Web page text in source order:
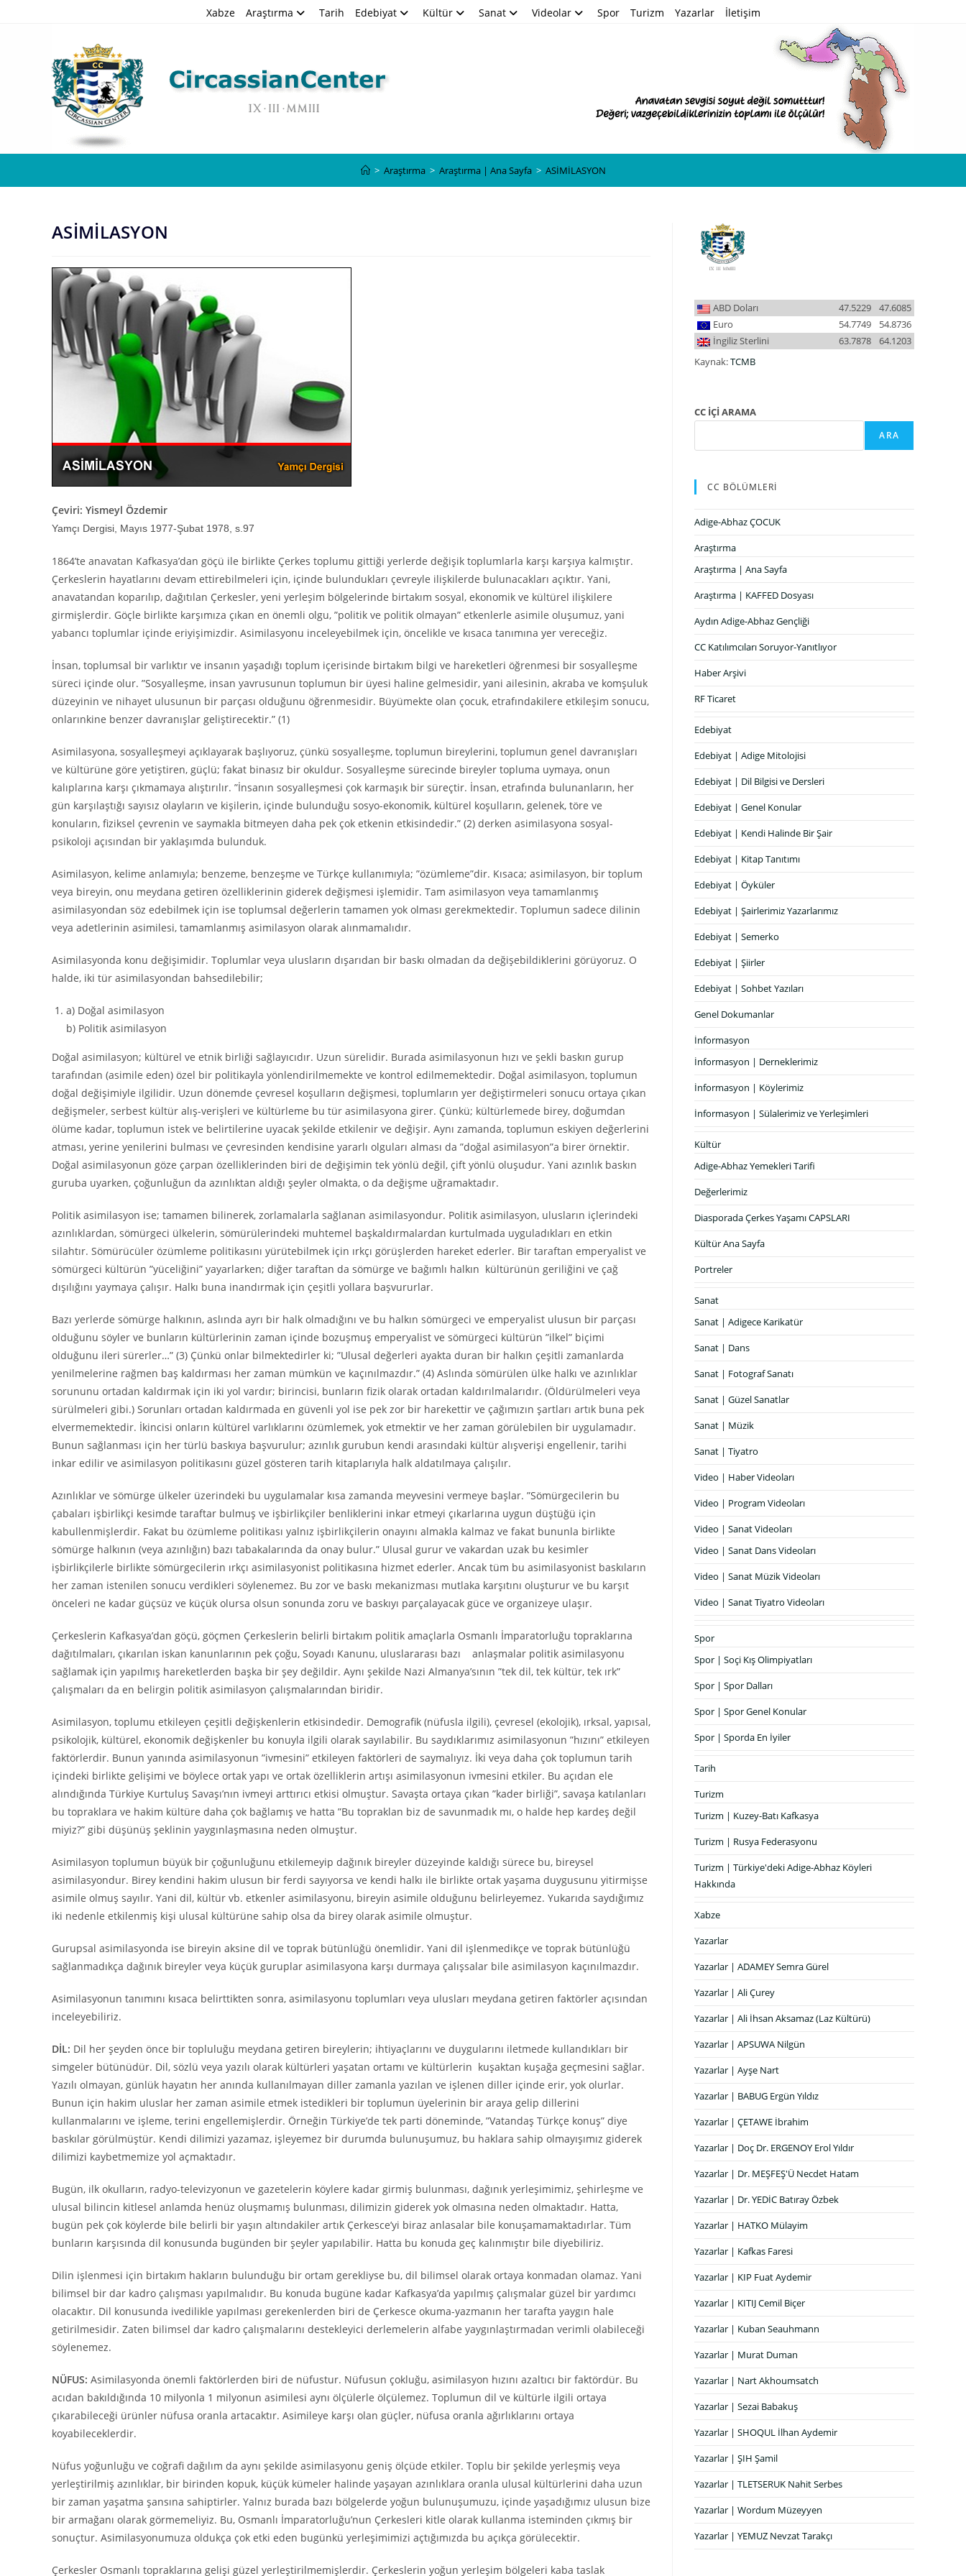
Xabze Araştırma Tarih Edebiyat Kültür Sanat Videolar Spor Turizm Yazarlar İletişim
> Araştırma > Araştırma | Ana Sayfa > ASİMİLASYON
ASİMİLASYON
Çeviri: Yismeyl Özdemir
Yamçı Dergisi, Mayıs 1977-Şubat 1978, s.97
1864’te anavatan Kafkasya’dan göçü ile birlikte Çerkes toplumu gittiği yerlerde değişik toplumlarla karşı karşıya kalmıştır.
Çerkeslerin hayatlarını devam ettirebilmeleri için, içinde bulundukları çevreyle ilişkilerde bulunacakları açıktır. Yani,
anavatandan koparılıp, dağıtılan Çerkesler, yeni yerleşim bölgelerinde birtakım sosyal, ekonomik ve kültürel ilişkilere
girmişlerdir. Göçle birlikte karşımıza çıkan en önemli olgu, ”politik ve politik olmayan” etkenlerle asimile oluşumuz, yani
yabancı toplumlar içinde eriyişimizdir. Asimilasyonu inceleyebilmek için, öncelikle ve kısaca tanımına yer vereceğiz.
İnsan, toplumsal bir varlıktır ve insanın yaşadığı toplum içerisinde birtakım bilgi ve hareketleri öğrenmesi bir sosyalleşme
süreci içinde olur. ”Sosyalleşme, insan yavrusunun toplumun bir üyesi haline gelmesidir, yani ailesinin, akraba ve komşuluk
düzeyinin ve nihayet ulusunun bir parçası olduğunu öğrenmesidir. Büyümekte olan çocuk, etrafındakilere etkileşim sonucu,
onlarınkine benzer davranışlar geliştirecektir.” (1)
Asimilasyona, sosyalleşmeyi açıklayarak başlıyoruz, çünkü sosyalleşme, toplumun bireylerini, toplumun genel davranışları
ve kültürüne göre yetiştiren, güçlü; fakat binasız bir okuldur. Sosyalleşme sürecinde bireyler topluma uymaya, onun
kalıplarına karşı çıkmamaya alıştırılır. ”İnsanın sosyalleşmesi çok karmaşık bir süreçtir. İnsan, etrafında bulunanların, her
gün karşılaştığı sayısız olayların ve kişilerin, içinde bulunduğu sosyo-ekonomik, kültürel koşulların, gelenek, töre ve
konuların, fiziksel çevrenin ve saymakla bitmeyen daha pek çok etkenin etkisindedir.” (2) derken asimilasyona sosyal-
psikoloji açısından bir yaklaşımda bulunduk.
Asimilasyon, kelime anlamıyla; benzeme, benzeşme ve Türkçe kullanımıyla; ”özümleme”dir. Kısaca; asimilasyon, bir toplum
veya bireyin, onu meydana getiren özelliklerinin giderek değişmesi işlemidir. Tam asimilasyon veya tamamlanmış
asimilasyondan söz edebilmek için ise toplumsal değerlerin tamamen yok olması gerekmektedir. Toplumun sadece dilinin
veya adetlerinin asimilesi, tamamlanmış asimilasyon olarak alınmamalıdır.
Asimilasyonda konu değişimidir. Toplumlar veya ulusların dışarıdan bir baskı olmadan da değişebildiklerini görüyoruz. O
halde, iki tür asimilasyondan bahsedilebilir;
a) Doğal asimilasyon
b) Politik asimilasyon
Doğal asimilasyon; kültürel ve etnik birliği sağlayıcıdır. Uzun sürelidir. Burada asimilasyonun hızı ve şekli baskın gurup
tarafından (asimile eden) özel bir politikayla yönlendirilmemekte ve kontrol edilmemektedir. Doğal asimilasyon, toplumun
doğal değişimiyle ilgilidir. Uzun dönemde çevresel koşulların değişmesi, toplumların yer değiştirmeleri sonucu ortaya çıkan
değişmeler, serbest kültür alış-verişleri ve kültürleme bu tür asimilasyona girer. Çünkü; kültürlemede birey, doğumdan
ölüme kadar, toplumun istek ve belirtilerine uyacak şekilde etkilenir ve değişir. Aynı zamanda, toplumun eskiyen değerlerini
atması, yerine yenilerini bulması ve çevresinden kendisine yararlı olguları alması da ”doğal asimilasyon”a birer örnektir.
Doğal asimilasyonun göze çarpan özelliklerinden biri de değişimin tek yönlü değil, çift yönlü oluşudur. Yani azınlık baskın
guruba uyarken, çoğunluğun da azınlıktan aldığı şeyler olmakta, o da değişme uğramaktadır.
Politik asimilasyon ise; tamamen bilinerek, zorlamalarla sağlanan asimilasyondur. Politik asimilasyon, ulusların içlerindeki
azınlıklardan, sömürgeci ülkelerin, sömürülerindeki muhtemel başkaldırmalardan kurtulmada uyguladıkları en etkin
silahtır. Sömürücüler özümleme politikasını yürütebilmek için ırkçı görüşlerden hareket ederler. Bir taraftan emperyalist ve
sömürgeci kültürün ”yüceliğini” yayarlarken; diğer taraftan da sömürge ve bağımlı halkın kültürünün geriliğini ve çağ
dışılığını yaymaya çalışır. Halkı buna inandırmak için çeşitli yollara başvururlar.
Bazı yerlerde sömürge halkının, aslında ayrı bir halk olmadığını ve bu halkın sömürgeci ve emperyalist ulusun bir parçası
olduğunu söyler ve bunların kültürlerinin zaman içinde bozuşmuş emperyalist ve sömürgeci kültürün ”ilkel” biçimi
olduğunu ileri sürerler…” (3) Çünkü onlar bilmektedirler ki; ”Ulusal değerleri ayakta duran bir halkın çeşitli zamanlarda
yenilmelerine rağmen baş kaldırması her zaman mümkün ve kaçınılmazdır.” (4) Aslında sömürülen ülke halkı ve azınlıklar
sorununu ortadan kaldırmak için iki yol vardır; birincisi, bunların fizik olarak ortadan kaldırılmalarıdır. (Öldürülmeleri veya
sürülmeleri gibi.) Sorunları ortadan kaldırmada en güvenli yol ise pek zor bir harekettir ve çağımızın şartları artık buna pek
elvermemektedir. İkincisi onların kültürel varlıklarını özümlemek, yok etmektir ve her zaman görülebilen bir uygulamadır.
Bunun sağlanması için her türlü baskıya başvurulur; azınlık gurubun kendi arasındaki kültür alış­verişi engellenir, tarihi
inkar edilir ve asimilasyon politikasını güzel gösteren tarih kitaplarıyla halk aldatılmaya çalışılır.
Azınlıklar ve sömürge ülkeler üzerindeki bu uygulamalar kısa zamanda meyvesini vermeye başlar. ”Sömürgecilerin bu
çabaları işbirlikçi kesimde taraftar bulmuş ve işbirlikçiler benliklerini inkar etmeyi çıkarlarına uygun düştüğü için
kabullenmişlerdir. Fakat bu özümleme politikası yalnız işbirlikçilerin onayını almakla kalmaz ve fakat bununla birlikte
sömürge halkının (veya azınlığın) bazı tabakalarında da onay bulur.” Ulusal gurur ve vakardan uzak bu kesimler
işbirlikçilerle birlikte sömürgecilerin ırkçı asimilasyonist politikasına hizmet ederler. Ancak tüm bu asimilasyonist baskıların
her zaman istenilen sonucu verdikleri söylenemez. Bu zor ve baskı mekanizması mutlaka karşıtını oluşturur ve bu karşıt
önceleri ne kadar güçsüz ve küçük olursa olsun sonunda zoru ve baskıyı parçalayacak güce ve organizeye ulaşır.
Çerkeslerin Kafkasya’dan göçü, göçmen Çerkeslerin belirli birtakım politik amaçlarla Osmanlı İmparatorluğu topraklarına
dağıtılmaları, çıkarılan iskan kanunlarının pek çoğu, Soyadı Kanunu, uluslararası bazı anlaşmalar politik asimilasyonu
sağlamak için yapılmış hareketlerden başka bir şey değildir. Aynı şekilde Nazi Almanya’sının ”tek dil, tek kültür, tek ırk”
çalışmaları da en belirgin politik asimilasyon çalışmalarından biridir.
Asimilasyon, toplumu etkileyen çeşitli değişkenlerin etkisindedir. Demografik (nüfusla ilgili), çevresel (ekolojik), ırksal, yapısal,
psikolojik, kültürel, ekonomik değişkenler bu konuyla ilgili olarak sayılabilir. Bu saydıklarımız asimilasyonun ”hızını” etkileyen
faktörlerdir. Bunun yanında asimilasyonun ”ivmesini” etkileyen faktörleri de saymalıyız. İki veya daha çok toplumun tarih
içindeki birlikte gelişimi ve böylece ortak yapı ve ortak özelliklerin artışı asimilasyonun ivmesini etkiler. Bu açıdan ele
alındığında Türkiye Kurtuluş Savaşı’nın ivmeyi arttırıcı etkisi olmuştur. Savaşta ortaya çıkan ”kader birliği”, savaşa katılanları
bu topraklara ve hakim kültüre daha çok bağlamış ve hatta ”Bu topraklan biz de savunmadık mı, o halde hep kardeş değil
miyiz?” gibi düşünüş şeklinin yaygınlaşmasına neden olmuştur.
Asimilasyon toplumun büyük bir çoğunluğunu etkilemeyip dağınık bireyler düzeyinde kaldığı sürece bu, bireysel
asimilasyondur. Birey kendini hakim ulusun bir ferdi sayıyorsa ve kendi halkı ile birlikte ortak yaşama duygusunu yitirmişse
asimile olmuş sayılır. Yani dil, kültür vb. etkenler asimilasyonu, bireyin asimile olduğunu belirleyemez. Yukarıda saydığımız
iki nedenle etkilenmiş kişi ulusal kültürüne sahip olsa da birey olarak asimile olmuştur.
Gurupsal asimilasyonda ise bireyin aksine dil ve toprak bütünlüğü önemlidir. Yani dil işlenmedikçe ve toprak bütünlüğü
sağlanmadıkça dağınık bireyler veya küçük guruplar asimilasyona karşı durmaya çalışsalar bile asimilasyon kaçınılmazdır.
Asimilasyonun tanımını kısaca belirttikten sonra, asimilasyonu toplumları veya ulusları meydana getiren faktörler açısından
inceleyebiliriz.
DİL: Dil her şeyden önce bir topluluğu meydana getiren bireylerin; ihtiyaçlarını ve duygularını iletmede kullandıkları bir
simgeler bütünüdür. Dil, sözlü veya yazılı olarak kültürleri yaşatan ortamı ve kültürlerin kuşaktan kuşağa geçmesini sağlar.
Yazılı olmayan, günlük hayatın her anında kullanılmayan diller zamanla yazılan ve işlenen diller içinde erir, yok olurlar.
Bunun için hakim uluslar her zaman asimile etmek istedikleri bir toplumun üyelerinin bir araya gelip dillerini
kullanmalarını ve işleme, terini engellemişlerdir. Örneğin Türkiye’de tek parti döneminde, ”Vatandaş Türkçe konuş” diye
baskılar görülmüştür. Kendi dilimizi yazamaz, işleyemez bir durumda bulunuşumuz, bu haklara sahip olmayışımız giderek
dilimizi kaybetmemize yol açmaktadır.
Bugün, ilk okulların, radyo-televizyonun ve gazetelerin köylere kadar girmiş bulunması, dağınık yerleşimimiz, şehirleşme ve
ulusal bilincin kitlesel anlamda henüz oluşmamış bulunması, dilimizin giderek yok olmasına neden olmaktadır. Hatta,
bugün pek çok köylerde bile belirli bir yaşın altındakiler artık Çerkesce’yi biraz anlasalar bile konuşamamaktadırlar. Tüm
bunların karşısında dil konusunda bugünden bir şeyler yapılabilir. Hatta bu konuda geç kalınmıştır bile diyebiliriz.
Dilin işlenmesi için birtakım hakların bulunduğu bir ortam gerekliyse bu, dil bilimsel olarak ortaya konmadan olamaz. Yani
bilimsel bir dar kadro çalışması yapılmalıdır. Bu konuda bugüne kadar Kafkasya’da yapılmış çalışmalar güzel bir yardımcı
olacaktır. Dil konusunda ivedilikle yapılması gerekenlerden biri de Çerkesce okuma-yazmanın her tarafta yaygın hale
getirilmesidir. Zaten bilimsel dar kadro çalışmalarını destekleyici derlemelerin alfabe yaygınlaştırmadan verimli olabileceği
söylenemez.
NÜFUS: Asimilasyonda önemli faktörlerden biri de nüfustur. Nüfusun çokluğu, asimilasyon hızını azaltıcı bir faktördür. Bu
acıdan bakıldığında 10 milyonla 1 milyonun asimilesi aynı ölçülerle ölçülemez. Toplumun dil ve kültürle ilgili ortaya
çıkarabileceği ürünler nüfusa oranla artacaktır. Asimileye karşı olan güçler, nüfusa oranla ağırlıklarını ortaya
koyabileceklerdir.
Nüfus yoğunluğu ve coğrafi dağılım da aynı şekilde asimilasyonu geniş ölçüde etkiler. Toplu bir şekilde yerleşmiş veya
yerleştirilmiş azınlıklar, bir birinden kopuk, küçük kümeler halinde yaşayan azınlıklara oranla ulusal kültürlerini daha uzun
bir zaman yaşatma şansına sahiptirler. Yalnız burada bazı bölgelerde yoğun bulunuşumuzu, içinde yaşadığımız ulusun bize
bir armağanı olarak görmemeliyiz. Bu, Osmanlı İmparatorluğu’nun Çerkesleri kitle olarak kullanma isteminden çıkmış bir
sonuçtur. Asimilasyonumuza oldukça çok etki eden bugünkü yerleşimimizi açtığımızda bu açıkça görülecektir.
Çerkesler Osmanlı topraklarına gelişi güzel yerleştirilmemişlerdir. Çerkeslerin yoğun yerleşim bölgeleri kaba taslak
ABD Doları 47.6085
47.5229
Euro
54.8736
54.7749
İngiliz Sterlini
64.1203
63.7878
Kaynak:TCMB
CC İÇİ ARAMA
ARA
CC BÖLÜMLERİ
Adige-Abhaz ÇOCUK
Araştırma
Araştırma | Ana Sayfa
Araştırma | KAFFED Dosyası
Aydın Adige-Abhaz Gençliği
CC Katılımcıları Soruyor-Yanıtlıyor
Haber Arşivi
RF Ticaret
Edebiyat
Edebiyat | Adige Mitolojisi
Edebiyat | Dil Bilgisi ve Dersleri
Edebiyat | Genel Konular
Edebiyat | Kendi Halinde Bir Şair
Edebiyat | Kitap Tanıtımı
Edebiyat | Öyküler
Edebiyat | Şairlerimiz Yazarlarımız
Edebiyat | Semerko
Edebiyat | Şiirler
Edebiyat | Sohbet Yazıları
Genel Dokumanlar
İnformasyon
İnformasyon | Derneklerimiz
İnformasyon | Köylerimiz
İnformasyon | Sülalerimiz ve Yerleşimleri
Kültür
Adige-Abhaz Yemekleri Tarifi
Değerlerimiz
Diasporada Çerkes Yaşamı CAPSLARI
Kültür Ana Sayfa
Portreler
Sanat
Sanat | Adigece Karikatür
Sanat | Dans
Sanat | Fotograf Sanatı
Sanat | Güzel Sanatlar
Sanat | Müzik
Sanat | Tiyatro
Video | Haber Videoları
Video | Program Videoları
Video | Sanat Videoları
Video | Sanat Dans Videoları
Video | Sanat Müzik Videoları
Video | Sanat Tiyatro Videoları
Spor
Spor | Soçi Kış Olimpiyatları
Spor | Spor Dalları
Spor | Spor Genel Konular
Spor | Sporda En İyiler
Tarih
Turizm
Turizm | Kuzey-Batı Kafkasya
Turizm | Rusya Federasyonu
Turizm | Türkiye'deki Adige-Abhaz Köyleri
Hakkında
Xabze
Yazarlar
Yazarlar | ADAMEY Semra Gürel
Yazarlar | Ali Çurey
Yazarlar | Ali İhsan Aksamaz (Laz Kültürü)
Yazarlar | APSUWA Nilgün
Yazarlar | Ayşe Nart
Yazarlar | BABUG Ergün Yıldız
Yazarlar | ÇETAWE İbrahim
Yazarlar | Doç Dr. ERGENOY Erol Yıldır
Yazarlar | Dr. MEŞFEŞ'Ü Necdet Hatam
Yazarlar | Dr. YEDİC Batıray Özbek
Yazarlar | HATKO Mülayim
Yazarlar | Kafkas Faresi
Yazarlar | KIP Fuat Aydemir
Yazarlar | KITIJ Cemil Biçer
Yazarlar | Kuban Seauhmann
Yazarlar | Murat Duman
Yazarlar | Nart Akhoumsatch
Yazarlar | Sezai Babakuş
Yazarlar | SHOQUL İlhan Aydemir
Yazarlar | ŞIH Şamil
Yazarlar | TLETSERUK Nahit Serbes
Yazarlar | Wordum Müzeyyen
Yazarlar | YEMUZ Nevzat Tarakçı